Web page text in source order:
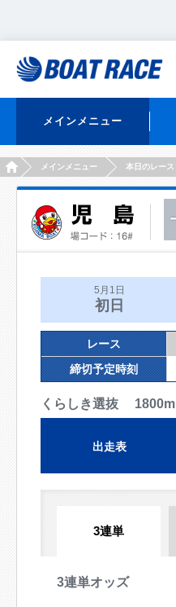
メインメニュー
HOMEメインメニュー 本日のレース
5月1日
初日
レース
締切予定時刻
くらしき選抜 1800m
出走表
3連単
3連単オッズ